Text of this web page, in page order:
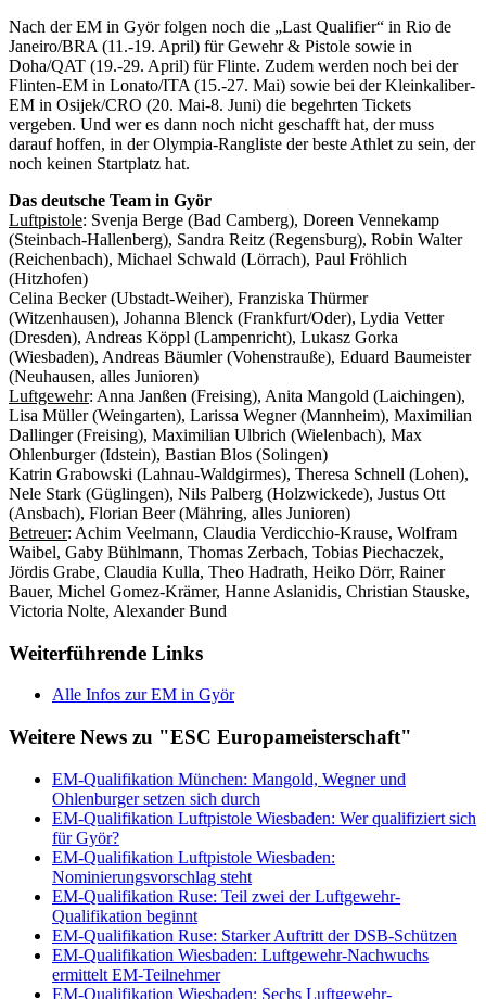
Nach der EM in Györ folgen noch die „Last Qualifier“ in Rio de
Janeiro/BRA (11.-19. April) für Gewehr & Pistole sowie in
Doha/QAT (19.-29. April) für Flinte. Zudem werden noch bei der
Flinten-EM in Lonato/ITA (15.-27. Mai) sowie bei der Kleinkaliber-
EM in Osijek/CRO (20. Mai-8. Juni) die begehrten Tickets
vergeben. Und wer es dann noch nicht geschafft hat, der muss
darauf hoffen, in der Olympia-Rangliste der beste Athlet zu sein, der
noch keinen Startplatz hat.
Das deutsche Team in Györ
Luftpistole: Svenja Berge (Bad Camberg), Doreen Vennekamp
(Steinbach-Hallenberg), Sandra Reitz (Regensburg), Robin Walter
(Reichenbach), Michael Schwald (Lörrach), Paul Fröhlich
(Hitzhofen)
Celina Becker (Ubstadt-Weiher), Franziska Thürmer
(Witzenhausen), Johanna Blenck (Frankfurt/Oder), Lydia Vetter
(Dresden), Andreas Köppl (Lampenricht), Lukasz Gorka
(Wiesbaden), Andreas Bäumler (Vohenstrauße), Eduard Baumeister
(Neuhausen, alles Junioren)
Luftgewehr: Anna Janßen (Freising), Anita Mangold (Laichingen),
Lisa Müller (Weingarten), Larissa Wegner (Mannheim), Maximilian
Dallinger (Freising), Maximilian Ulbrich (Wielenbach), Max
Ohlenburger (Idstein), Bastian Blos (Solingen)
Katrin Grabowski (Lahnau-Waldgirmes), Theresa Schnell (Lohen),
Nele Stark (Güglingen), Nils Palberg (Holzwickede), Justus Ott
(Ansbach), Florian Beer (Mähring, alles Junioren)
Betreuer: Achim Veelmann, Claudia Verdicchio-Krause, Wolfram
Waibel, Gaby Bühlmann, Thomas Zerbach, Tobias Piechaczek,
Jördis Grabe, Claudia Kulla, Theo Hadrath, Heiko Dörr, Rainer
Bauer, Michel Gomez-Krämer, Hanne Aslanidis, Christian Stauske,
Victoria Nolte, Alexander Bund
Weiterführende Links
Alle Infos zur EM in Györ
Weitere News zu "ESC Europameisterschaft"
EM-Qualifikation München: Mangold, Wegner und
Ohlenburger setzen sich durch
EM-Qualifikation Luftpistole Wiesbaden: Wer qualifiziert sich
für Györ?
EM-Qualifikation Luftpistole Wiesbaden:
Nominierungsvorschlag steht
EM-Qualifikation Ruse: Teil zwei der Luftgewehr-
Qualifikation beginnt
EM-Qualifikation Ruse: Starker Auftritt der DSB-Schützen
EM-Qualifikation Wiesbaden: Luftgewehr-Nachwuchs
ermittelt EM-Teilnehmer
EM-Qualifikation Wiesbaden: Sechs Luftgewehr-